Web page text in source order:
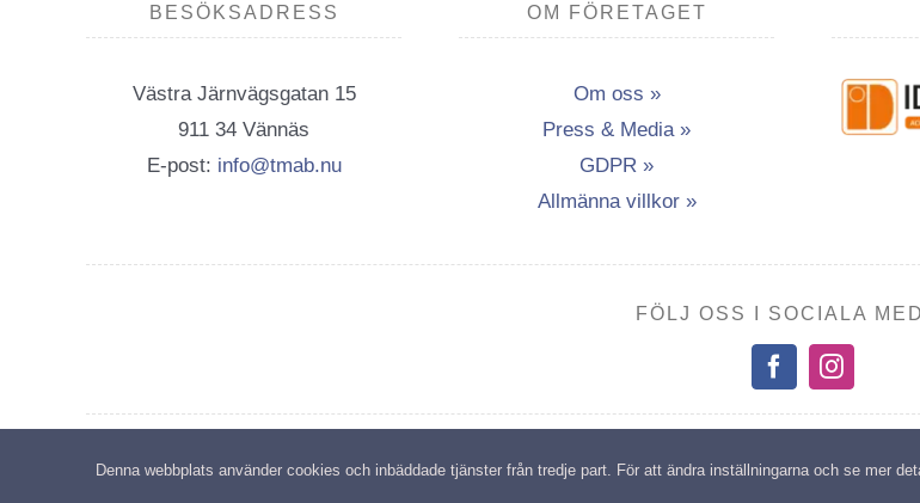
BESÖKSADRESS
Västra Järnvägsgatan 15
911 34 Vännäs
E-post: info@tmab.nu
OM FÖRETAGET
Om oss »
Press & Media »
GDPR »
Allmänna villkor »
FÖLJ OSS I SOCIALA
Copyright: Transport- & Miljöutbildning i Vännäsby
Denna webbplats använder cookies och inbäddade tjänster från tredje part. För att ändra inställningarna och se mer